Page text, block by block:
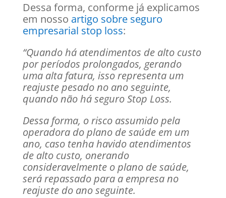
Dessa forma, conforme já explicamos
em nosso artigo sobre seguro
empresarial stop loss:
“Quando há atendimentos de alto custo
por períodos prolongados, gerando
uma alta fatura, isso representa um
reajuste pesado no ano seguinte,
quando não há seguro Stop Loss.
Dessa forma, o risco assumido pela
operadora do plano de saúde em um
ano, caso tenha havido atendimentos
de alto custo, onerando
consideravelmente o plano de saúde,
será repassado para a empresa no
reajuste do ano seguinte.